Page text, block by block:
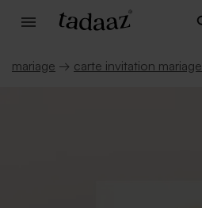
mariage → carte invitation mariage